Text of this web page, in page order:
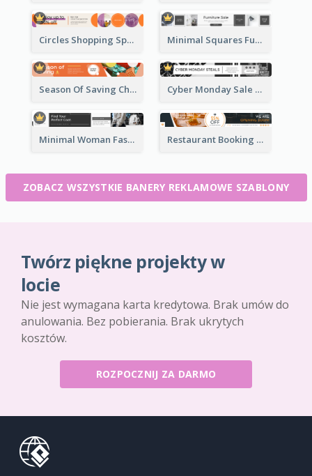
Circles Shopping Special Sale Leaderboard Minimal Squares Furniture Sale Leaderboard
Season Of Saving Christmas Leaderboard Cyber Monday Sale Announcement Leaderboard
Minimal Woman Fashion Promotion Leaderboard Restaurant Booking And Opening Leaderboard
ZOBACZ WSZYSTKIE BANERY REKLAMOWE SZABLONY
Twórz piękne projekty w
locie
Nie jest wymagana karta kredytowa. Brak umów do
anulowania. Bez pobierania. Brak ukrytych
kosztów.
ROZPOCZNIJ ZA DARMO